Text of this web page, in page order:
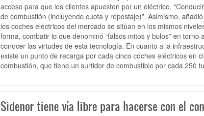
acceso para que los clientes apuesten por un eléctrico.
de combustión (incluyendo cuota y repostaje)”. Asimismo,
los coches eléctricos del mercado se sitúan en los mismos
forma, combatir lo que denominó “falsos mitos y bulos” en
conocer las virtudes de esta tecnología. En cuanto a la
existe un punto de recarga por cada cinco coches eléctricos en
combustión, que tiene un surtidor de combustible por cada 250
Sidenor tiene vía libre para hacerse con el